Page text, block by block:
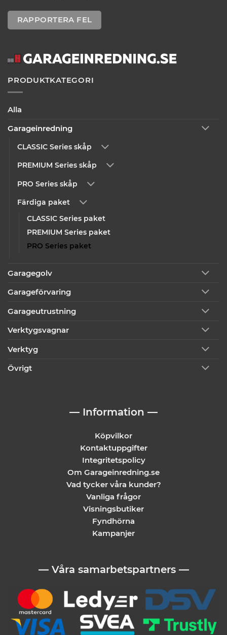
RAPPORTERA FEL
PRODUKTKATEGORI
Alla
Garageinredning
CLASSIC Series skåp
PREMIUM Series skåp
PRO Series skåp
Färdiga paket
CLASSIC Series paket
PREMIUM Series paket
PRO Series paket
Garagegolv
Garageförvaring
Garageutrustning
Verktygsvagnar
Verktyg
Övrigt
— Information —
Köpvilkor
Kontaktuppgifter
Integritetspolicy
Om Garageinredning.se
Vad tycker våra kunder?
Vanliga frågor
Visningsbutiker
Fyndhörna
Kampanjer
— Våra samarbetspartners —